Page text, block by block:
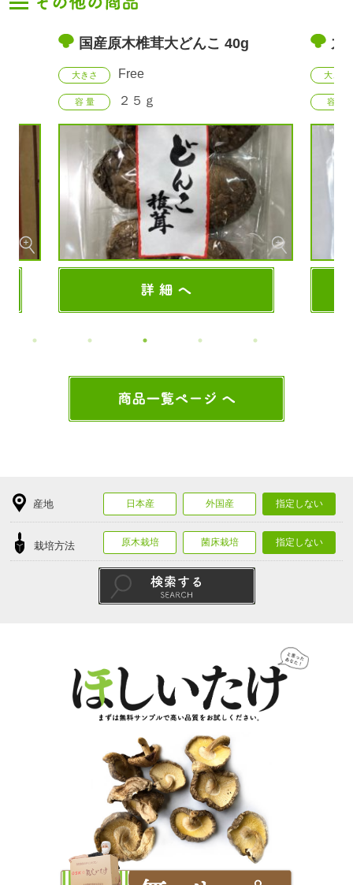
国産原木椎茸大どんこ 40g
大きさ Free
容 量 ２５ｇ
九
大きさ
容 量
産地 日本産 外国産 指定しない
栽培方法 原木栽培 菌床栽培 指定しない